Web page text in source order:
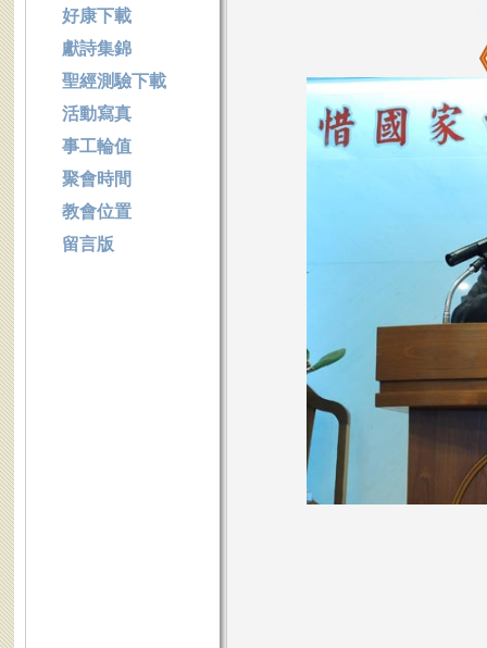
好康下載
獻詩集錦
聖經測驗下載
活動寫真
事工輪值
聚會時間
教會位置
留言版